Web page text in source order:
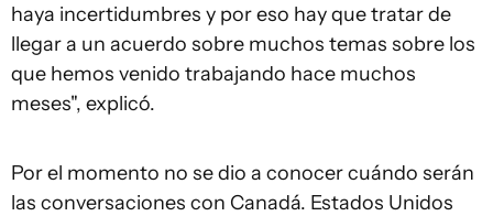
haya incertidumbres y por eso hay que tratar de
llegar a un acuerdo sobre muchos temas sobre los
que hemos venido trabajando hace muchos
meses", explicó.
Por el momento no se dio a conocer cuándo serán
las conversaciones con Canadá. Estados Unidos